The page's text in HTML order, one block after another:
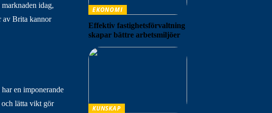
idag,
av Brita kannor
en imponerande
och lätta vikt gör
EKONOMI
Effektiv fastighetsförvaltning
skapar bättre arbetsmiljöer
KUNSKAP